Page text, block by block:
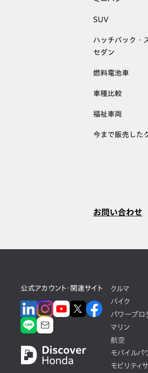
SUV
ハッチバック・
セダン
燃料電池車
車種比較
福祉車両
今まで販売した
お問い合わせ
公式アカウント・関連サイト
クルマ
バイク
パワープロ
マリン
航空
モバイルパ
モビリティ